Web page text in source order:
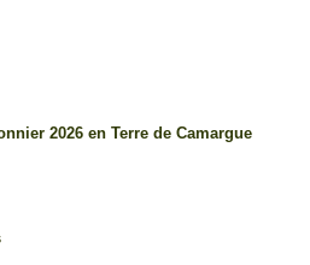
2026 en Terre de Camargue